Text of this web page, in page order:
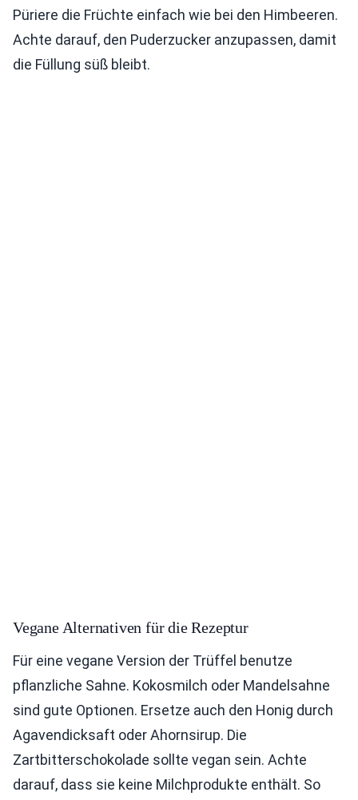
Püriere die Früchte einfach wie bei den Himbeeren.
Achte darauf, den Puderzucker anzupassen, damit
die Füllung süß bleibt.
Vegane Alternativen für die Rezeptur
Für eine vegane Version der Trüffel benutze
pflanzliche Sahne. Kokosmilch oder Mandelsahne
sind gute Optionen. Ersetze auch den Honig durch
Agavendicksaft oder Ahornsirup. Die
Zartbitterschokolade sollte vegan sein. Achte
darauf, dass sie keine Milchprodukte enthält. So